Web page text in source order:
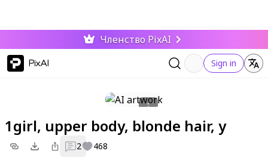
Членство PixAI
PixAI Sign in
1girl, upper body, blonde hair, y
2 468